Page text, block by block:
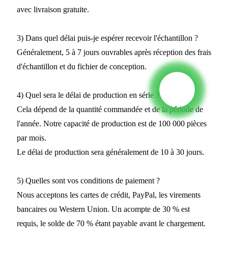
avec livraison gratuite.
3) Dans quel délai puis-je espérer recevoir l'échantillon ?
Généralement, 5 à 7 jours ouvrables après réception des frais
d'échantillon et du fichier de conception.
4) Quel sera le délai de production en série ?
Cela dépend de la quantité commandée et de la période de
l'année. Notre capacité de production est de 100 000 pièces
par mois.
Le délai de production sera généralement de 10 à 30 jours.
5) Quelles sont vos conditions de paiement ?
Nous acceptons les cartes de crédit, PayPal, les virements
bancaires ou Western Union. Un acompte de 30 % est
requis, le solde de 70 % étant payable avant le chargement.